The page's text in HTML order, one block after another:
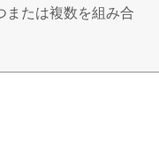
または複数を組み合
示等をさせていた
ん。また、個人情